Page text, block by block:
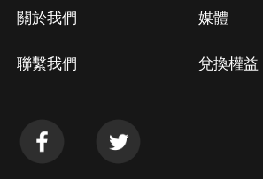
關於我們
聯繫我們
媒體
兌換權益